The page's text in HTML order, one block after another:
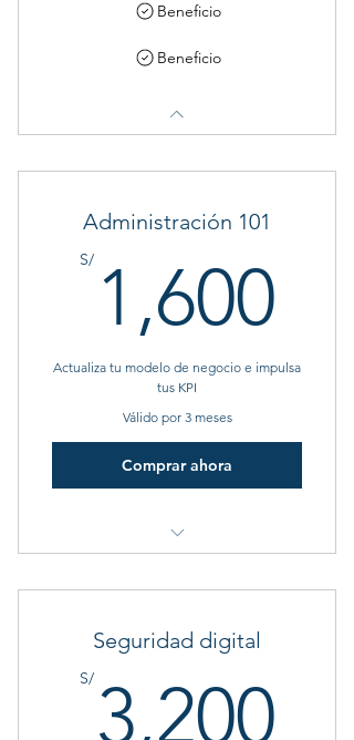
Beneficio
Beneficio
Administración 101
S/ 1,600
Actualiza tu modelo de negocio e impulsa
tus KPI
Válido por 3 meses
Comprar ahora
Seguridad digital
S/ 3,200